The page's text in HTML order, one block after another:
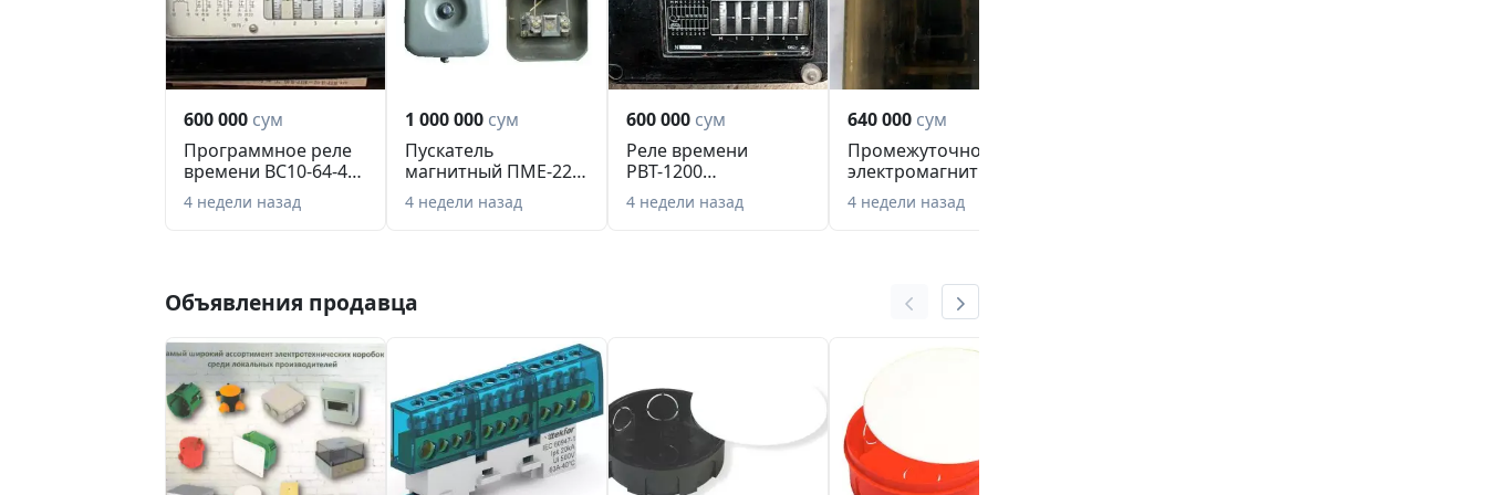
600 000 сум
Программное реле
времени ВС10-64-4
У4 (Новое с хра...
4 недели назад
1 000 000 сум
Пускатель
магнитный ПМЕ-222
2шт
4 недели назад
600 000 сум
Реле времени
РВТ-1200
многоцепное
моторное
4 недели назад
640 000 сум
Промежуточное
электромагнитное
реле РП 23 УХЛ4
4 недели назад
Объявления продавца